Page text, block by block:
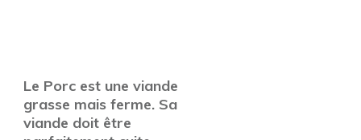
Le Porc est une viande
grasse mais ferme. Sa
viande doit être